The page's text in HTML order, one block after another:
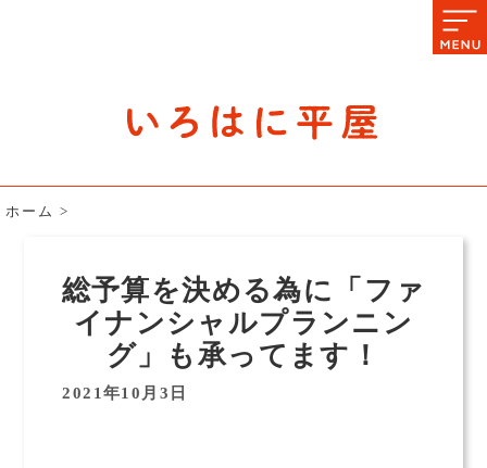
ホーム >
総予算を決める為に「ファ
イナンシャルプランニン
グ」も承ってます！
2021年10月3日